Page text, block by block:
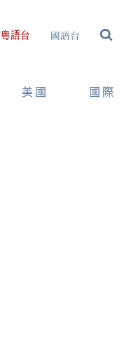
粵語台 國語台
美國 國際